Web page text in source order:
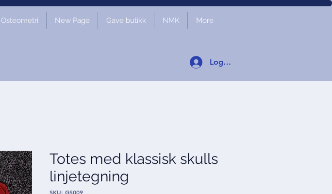
Osteometri New Page Gave butikk NMK More
Logg inn
Totes med klassisk skulls
linjetegning
SKU: GS009